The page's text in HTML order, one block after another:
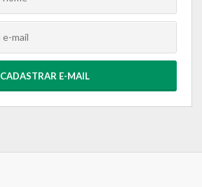
CADASTRAR E-MAIL